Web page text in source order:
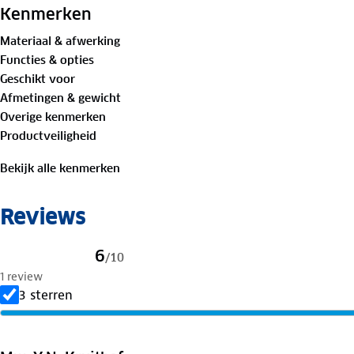
Kenmerken
Materiaal & afwerking
Functies & opties
Geschikt voor
Afmetingen & gewicht
Overige kenmerken
Productveiligheid
Bekijk alle kenmerken
Reviews
6/10
1 review
3 sterren